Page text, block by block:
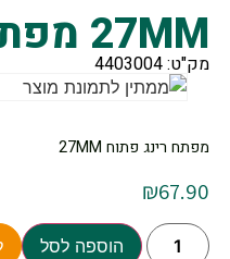
27MM מפתח רינג פתוח
מק"ט: 4403004
מפתח רינג פתוח 27MM
₪67.90
הוספה לסל